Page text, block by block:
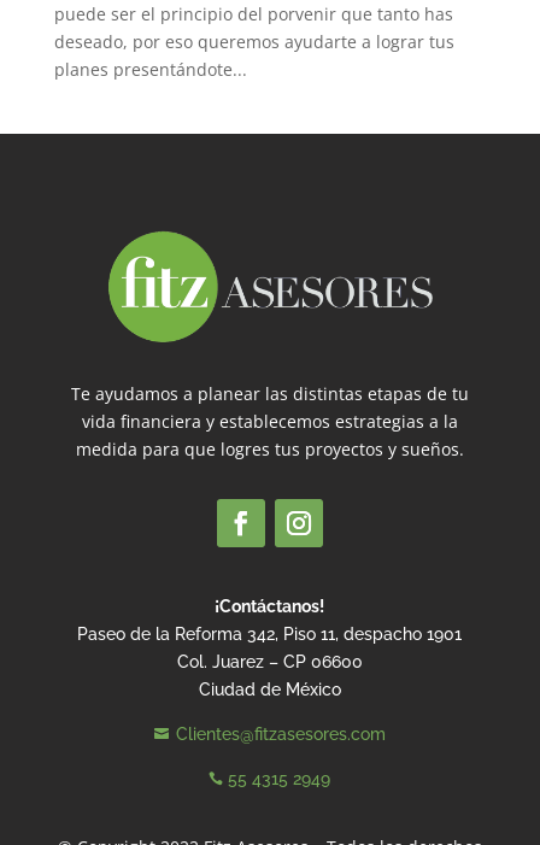
puede ser el principio del porvenir que tanto has
deseado, por eso queremos ayudarte a lograr tus
planes presentándote...
Te ayudamos a planear las distintas etapas de tu
vida financiera y establecemos estrategias a la
medida para que logres tus proyectos y sueños.
¡Contáctanos!
Paseo de la Reforma 342, Piso 11, despacho 1901
Col. Juarez – CP 06600
Ciudad de México
 Clientes@fitzasesores.com
 55 4315 2949